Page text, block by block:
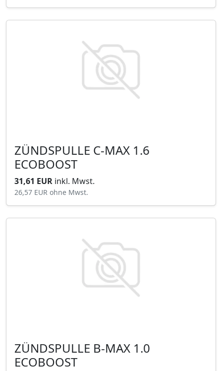
ZÜNDSPULLE C-MAX 1.6
ECOBOOST
31,61 EUR inkl. Mwst.
26,57 EUR ohne Mwst.
ZÜNDSPULLE B-MAX 1.0
ECOBOOST